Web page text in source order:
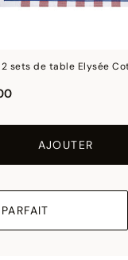
sets de table Elysée
AJOUTER